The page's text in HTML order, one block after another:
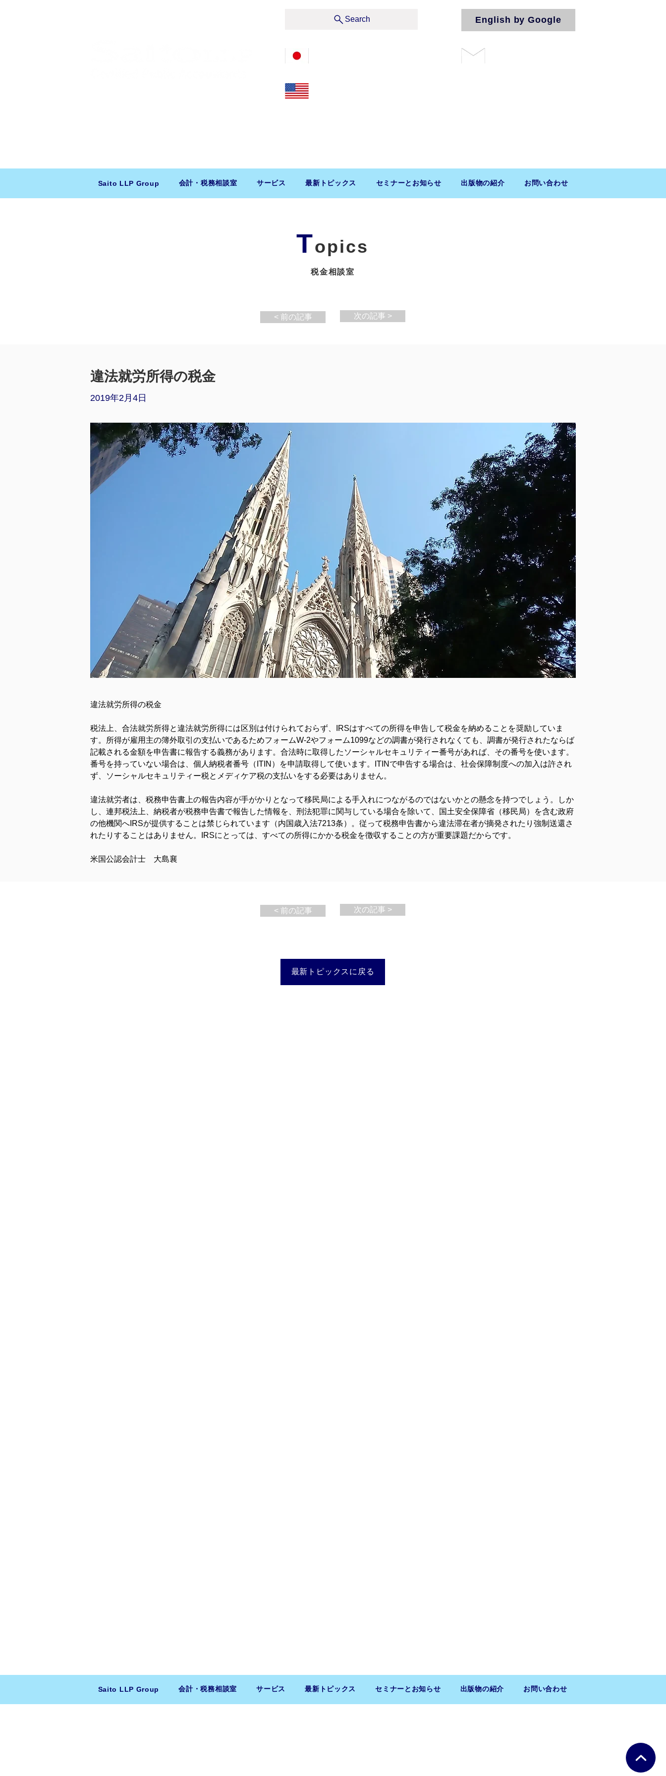
Search English by Google
Saito LLP Group 会計・税務相談室 サービス 最新トピックス セミナーとお知らせ 出版物の紹介 お問い合わせ
Topics
税金相談室
< 前の記事 次の記事 >
違法就労所得の税金
2019年2月4日
違法就労所得の税金
税法上、合法就労所得と違法就労所得には区別は付けられておらず、IRSはすべての所得を申告して税金を納めることを奨励していま
す。所得が雇用主の簿外取引の支払いであるためフォームW-2やフォーム1099などの調書が発行されなくても、調書が発行されたならば
記載される金額を申告書に報告する義務があります。合法時に取得したソーシャルセキュリティー番号があれば、その番号を使います。
番号を持っていない場合は、個人納税者番号（ITIN）を申請取得して使います。ITINで申告する場合は、社会保障制度への加入は許され
ず、ソーシャルセキュリティー税とメディケア税の支払いをする必要はありません。
違法就労者は、税務申告書上の報告内容が手がかりとなって移民局による手入れにつながるのではないかとの懸念を持つでしょう。しか
し、連邦税法上、納税者が税務申告書で報告した情報を、刑法犯罪に関与している場合を除いて、国土安全保障省（移民局）を含む政府
の他機関へIRSが提供することは禁じられています（内国歳入法7213条）。従って税務申告書から違法滞在者が摘発されたり強制送還さ
れたりすることはありません。IRSにとっては、すべての所得にかかる税金を徴収することの方が重要課題だからです。
米国公認会計士　大島襄
< 前の記事 次の記事 >
最新トピックスに戻る
Saito LLP Group 会計・税務相談室 サービス 最新トピックス セミナーとお知らせ 出版物の紹介 お問い合わせ